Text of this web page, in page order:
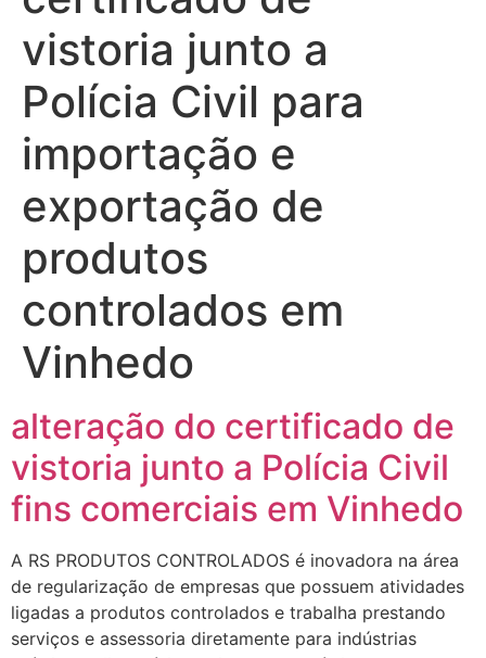
vistoria junto a
Polícia Civil para
importação e
exportação de
produtos
controlados em
Vinhedo
alteração do certificado de
vistoria junto a Polícia Civil
fins comerciais em Vinhedo
A RS PRODUTOS CONTROLADOS é inovadora na área
de regularização de empresas que possuem atividades
ligadas a produtos controlados e trabalha prestando
serviços e assessoria diretamente para indústrias